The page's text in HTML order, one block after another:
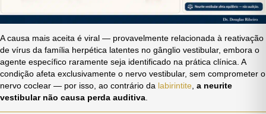
A causa mais aceita é viral — provavelmente relacionada à reativação
de vírus da família herpética latentes no gânglio vestibular, embora o
agente específico raramente seja identificado na prática clínica. A
condição afeta exclusivamente o nervo vestibular, sem comprometer o
nervo coclear — por isso, ao contrário da labirintite, a neurite
vestibular não causa perda auditiva.